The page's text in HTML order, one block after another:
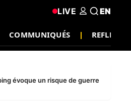
COMMUNIQUÉS
LIVE EN
évoque un risque de guerre